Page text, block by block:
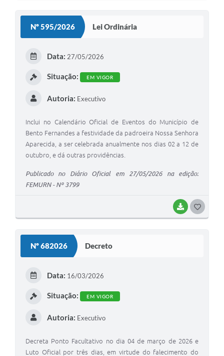
Nº 595/2026 Lei Ordinária
BAIXAR
Data: 27/05/2026
Situação: EM VIGOR
Autoria: Executivo
Inclui no Calendário Oficial de Eventos do Município de
Bento Fernandes a festividade da padroeira Nossa Senhora
Aparecida, a ser celebrada anualmente nos dias 02 a 12 de
outubro, e dá outras providências.
Publicado no Diário Oficial em 27/05/2026 na edição:
FEMURN - Nº 3799
Nº 682026 Decreto
Data: 16/03/2026
Situação: EM VIGOR
Autoria: Executivo
Decreta Ponto Facultativo no dia 04 de março de 2026 e
Luto Oficial por três dias, em virtude do falecimento do